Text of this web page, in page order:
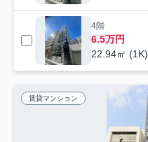
4階
6.5万円
22.94㎡ (1K)
賃貸マンション